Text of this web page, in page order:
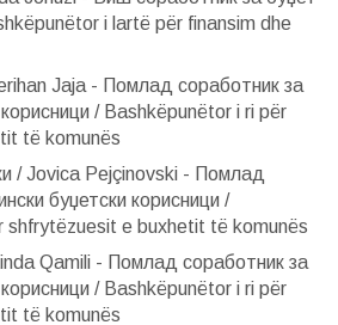
i lartë për finansim dhe
Jaja - Помлад соработник за
/ Bashkëpunëtor i ri për
të komunës
/ Jovica Pejçinovski - Помлад
буџетски корисници /
shfrytëzuesit e buxhetit të komunës
Qamili - Помлад соработник за
/ Bashkëpunëtor i ri për
të komunës